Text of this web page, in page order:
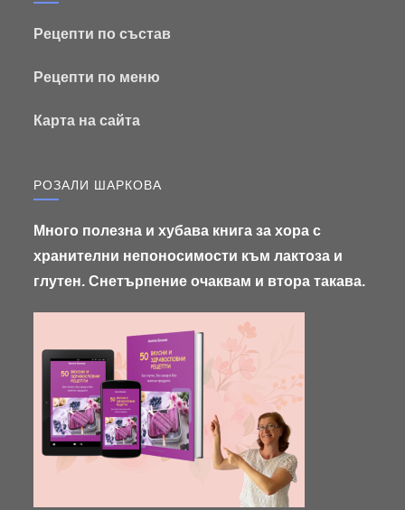
Рецепти по състав
Рецепти по меню
Карта на сайта
РОЗАЛИ ШАРКОВА
Много полезна и хубава книга за хора с
хранителни непоносимости към лактоза и
глутен. Снетърпение очаквам и втора такава.